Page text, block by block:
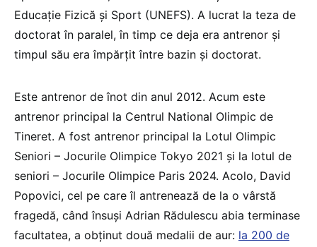
Educație Fizică și Sport (UNEFS). A lucrat la teza de
doctorat în paralel, în timp ce deja era antrenor și
timpul său era împărțit între bazin și doctorat.
Este antrenor de înot din anul 2012. Acum este
antrenor principal la Centrul National Olimpic de
Tineret. A fost antrenor principal la Lotul Olimpic
Seniori – Jocurile Olimpice Tokyo 2021 și la lotul de
seniori – Jocurile Olimpice Paris 2024. Acolo, David
Popovici, cel pe care îl antrenează de la o vârstă
fragedă, când însuși Adrian Rădulescu abia terminase
facultatea, a obținut două medalii de aur: la 200 de